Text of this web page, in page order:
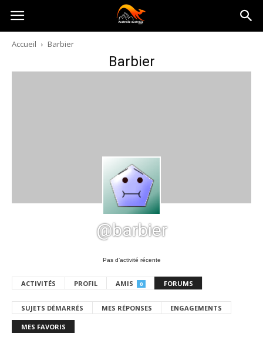
Australia-
australie.com
Accueil Barbier
Barbier
@barbier
Pas d’activité récente
ACTIVITÉS PROFIL AMIS 0 FORUMS
SUJETS DÉMARRÉS MES RÉPONSES ENGAGEMENTS
MES FAVORIS